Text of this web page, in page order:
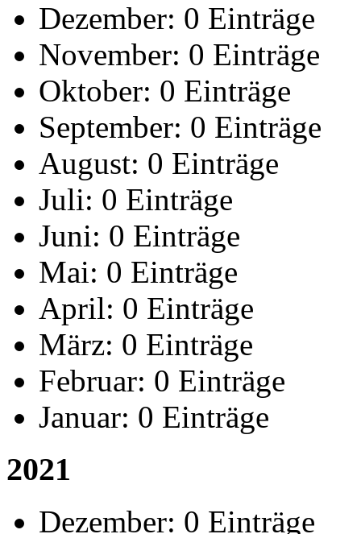
Dezember: 0 Einträge
November: 0 Einträge
Oktober: 0 Einträge
September: 0 Einträge
August: 0 Einträge
Juli: 0 Einträge
Juni: 0 Einträge
Mai: 0 Einträge
April: 0 Einträge
März: 0 Einträge
Februar: 0 Einträge
Januar: 0 Einträge
2021
Dezember: 0 Einträge